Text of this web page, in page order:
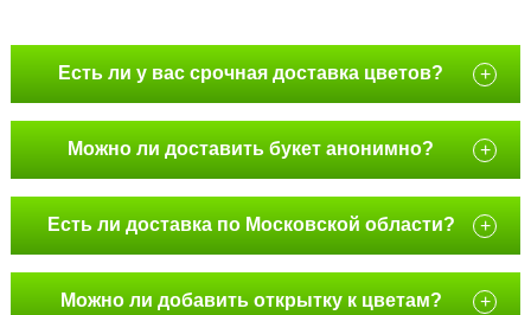
Есть ли у вас срочная доставка цветов? +
Можно ли доставить букет анонимно? +
Есть ли доставка по Московской области? +
Можно ли добавить открытку к цветам? +